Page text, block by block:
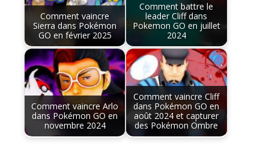
Comment vaincre
Sierra dans Pokémon
GO en février 2025
Comment battre le
leader Cliff dans
Pokemon GO en juillet
2024
Comment vaincre Arlo
dans Pokémon GO en
novembre 2024
Comment vaincre Cliff
dans Pokémon GO en
août 2024 et capturer
des Pokémon Ombre